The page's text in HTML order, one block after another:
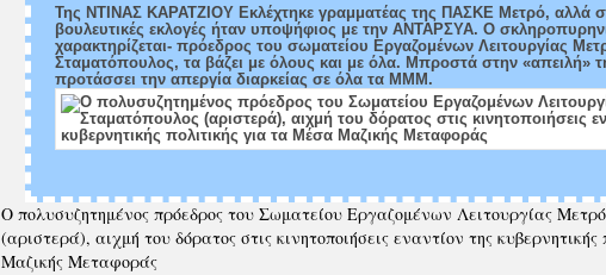
Της ΝΤΙΝΑΣ ΚΑΡΑΤΖΙΟΥ Εκλέχτηκε γραμματέας της ΠΑΣΚΕ Μετρό, αλλά
βουλευτικές εκλογές ήταν υποψήφιος με την ΑΝΤΑΡΣΥΑ. Ο
χαρακτηρίζεται- πρόεδρος του σωματείου Εργαζομένων Λειτουργίας
Σταματόπουλος, τα βάζει με όλους και με όλα. Μπροστά στην «απειλή»
προτάσσει την απεργία διαρκείας σε όλα τα ΜΜΜ.
Ο πολυσυζητημένος πρόεδρος του Σωματείου Εργαζομένων Λειτουργίας
(αριστερά), αιχμή του δόρατος στις κινητοποιήσεις εναντίον της
Μαζικής Μεταφοράς